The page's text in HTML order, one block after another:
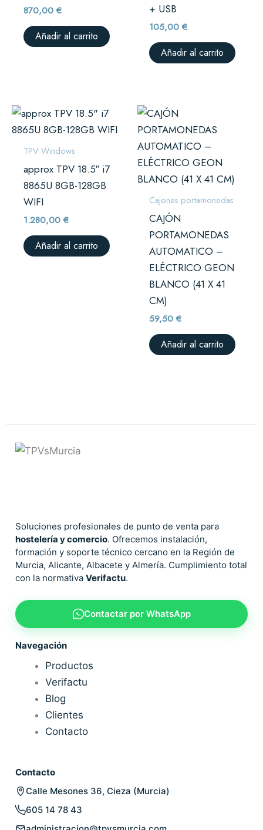
870,00€
Añadir al carrito
+ USB
105,00€
Añadir al carrito
TPV Windows
approx TPV 18.5″ i7
8865U 8GB-128GB
WIFI
1.280,00€
Añadir al carrito
Cajones portamonedas
CAJÓN
PORTAMONEDAS
AUTOMATICO –
ELÉCTRICO GEON
BLANCO (41 X 41
CM)
59,50€
Añadir al carrito
Soluciones profesionales de punto de venta para
hostelería y comercio. Ofrecemos instalación,
formación y soporte técnico cercano en la Región de
Murcia, Alicante, Albacete y Almería. Cumplimiento total
con la normativa Verifactu.
Contactar por WhatsApp
Navegación
Productos
Verifactu
Blog
Clientes
Contacto
Contacto
Calle Mesones 36, Cieza (Murcia)
605 14 78 43